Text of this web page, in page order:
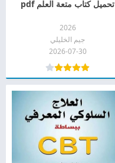
تحميل كتاب متعة العلم pdf
2026
جيم الخليلي
2026-07-30